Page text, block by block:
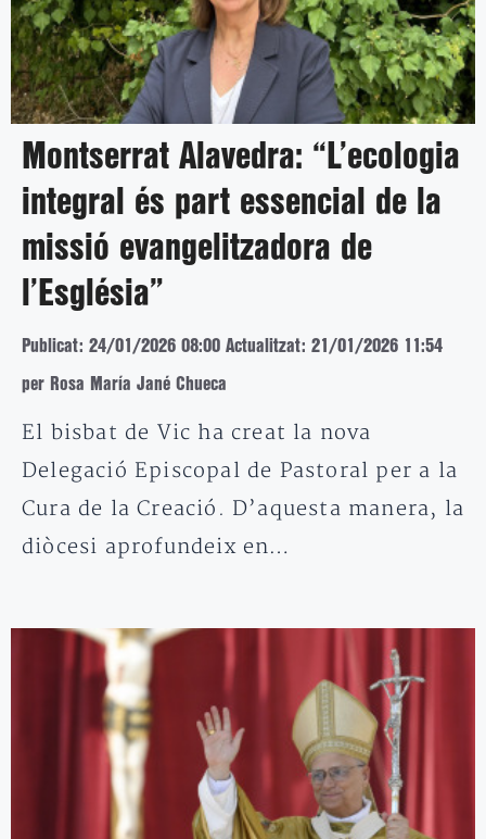
Montserrat Alavedra: “L’ecologia
integral és part essencial de la
missió evangelitzadora de
l’Església”
Publicat: 24/01/2026 08:00 Actualitzat: 21/01/2026 11:54
per Rosa María Jané Chueca
El bisbat de Vic ha creat la nova
Delegació Episcopal de Pastoral per a la
Cura de la Creació. D’aquesta manera, la
diòcesi aprofundeix en…